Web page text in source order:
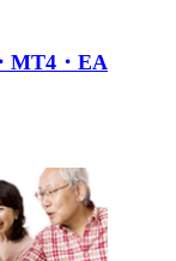
MT4・EA